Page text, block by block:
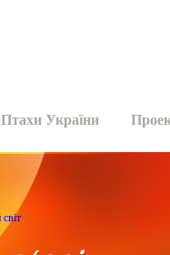
Птахи України